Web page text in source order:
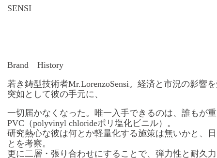
SENSI
Brand History
若き鋳型技術者Mr.LorenzoSensi。経済と市況の影響
突如として彼の手元に、
一切届かなくなった。唯一入手できるのは、誰もが
PVC（polyvinyl chlorideポリ塩化ビニル）。
研究熱心な彼は何とか軽量化する施策は無いかと、
とを考察。
更に二層・張り合わせにすることで、弾力性と耐久